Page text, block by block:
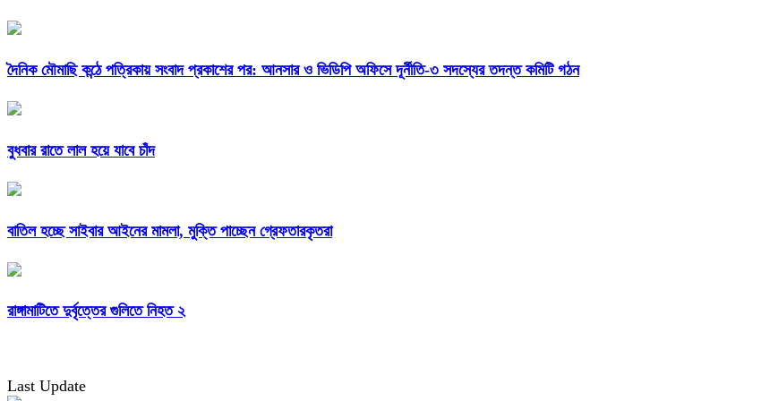
দৈনিক মৌমাছি কন্ঠে পত্রিকায় সংবাদ প্রকাশের পর: আনসার ও ভিডিপি অফিসে দূর্নীতি-৩ সদস্যের তদন্ত কমিটি গঠন
বুধবার রাতে লাল হয়ে যাবে চাঁদ
বাতিল হচ্ছে সাইবার আইনের মামলা, মুক্তি পাচ্ছেন গ্রেফতারকৃতরা
রাঙ্গামাটিতে দুর্বৃত্তের গুলিতে নিহত ২
Last Update